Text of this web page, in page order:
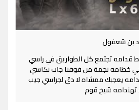
قدامه تجتمع كل الطواريق في راسي
خطامه نجمة من فوقنا جات نكاسي
يعجبك ممشاه لا دق لجراسي جيب
شيخ قوم